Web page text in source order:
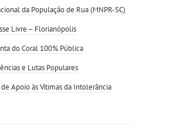
da População de Rua (MNPR-SC)
Livre – Florianópolis
do Coral 100% Pública
e Lutas Populares
Apoio às Vítimas da Intolerância